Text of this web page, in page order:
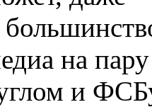
на
и